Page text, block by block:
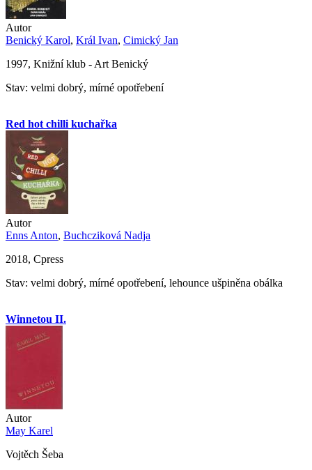
Autor
Benický Karol, Král Ivan, Cimický Jan
1997, Knižní klub - Art Benický
Stav: velmi dobrý, mírné opotřebení
Red hot chilli kuchařka
Autor
Enns Anton, Buchcziková Nadja
2018, Cpress
Stav: velmi dobrý, mírné opotřebení, lehounce ušpiněna obálka
Winnetou II.
Autor
May Karel
Vojtěch Šeba